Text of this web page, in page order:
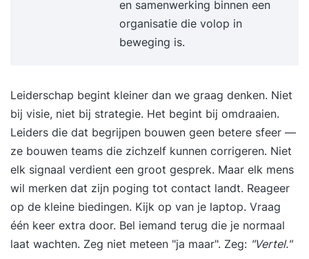
een voldoende resultaat voor de opdrachten,
ontvangt u, zonder extra kosten, ook voor deze
voertuigen een certificaat. Wat is de waarde van
positief beïnvloeden. Bovendien is een
onderneming in het kader van de Arbo-wet
verplicht de betreffende werknemers grondig te
laten instrueren ook met betrekking tot
reachtruck en veiligheid. Deze opleiding wordt
standaard afgesloten met een BLOM-
veiligheidsexamen. Alle reachtruckcertificaten
hebben een geldigheidsduur van 5 jaar. Met een 1
daagse heftruckopleiding kunt u ook het
en samenwerking binnen een
organisatie die volop in
beweging is.
Leiderschap begint kleiner dan we graag denken. Niet
bij visie, niet bij strategie. Het begint bij omdraaien.
Leiders die dat begrijpen bouwen geen betere sfeer —
ze bouwen teams die zichzelf kunnen corrigeren. Niet
elk signaal verdient een groot gesprek. Maar elk mens
wil merken dat zijn poging tot contact landt. Reageer
op de kleine biedingen. Kijk op van je laptop. Vraag
één keer extra door. Bel iemand terug die je normaal
laat wachten. Zeg niet meteen "ja maar". Zeg: "Vertel."